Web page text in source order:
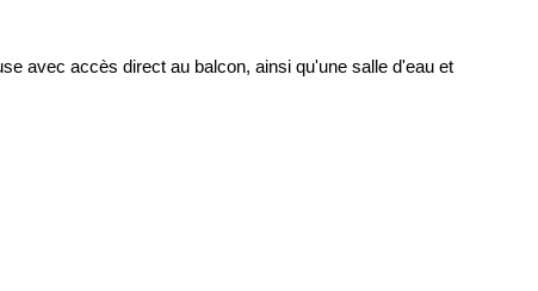
avec accès direct au balcon, ainsi qu'une salle d'eau et